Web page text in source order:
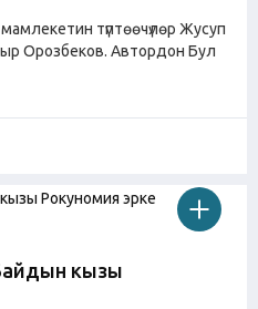
түптөөчүлөр Жусуп
Орозбеков. Автордон Бул
кызы